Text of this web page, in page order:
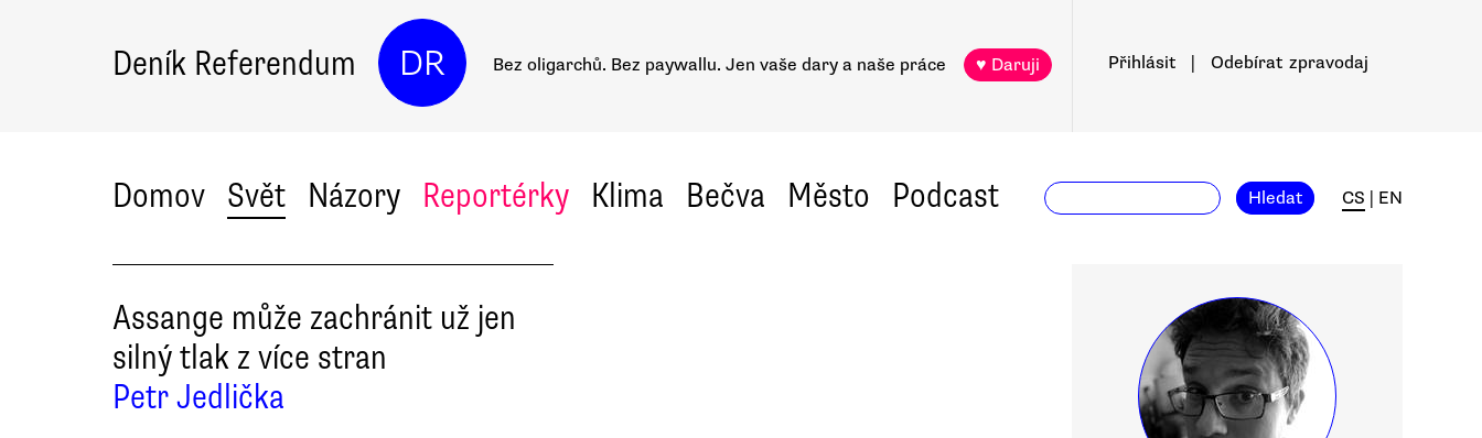
Deník Referendum DR Bez oligarchů. Bez paywallu. Jen vaše dary a naše práce ♥ Daruji Přihlásit Odebírat zpravodaj
Domov Svět Názory Reportérky Klima Bečva Město Podcast Hledat CS EN
Assange může zachránit už jen
silný tlak z více stran
Petr Jedlička